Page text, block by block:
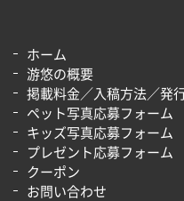
ホーム
游悠の概要
掲載料金／入稿方法／発
ペット写真応募フォーム
キッズ写真応募フォーム
プレゼント応募フォーム
クーポン
お問い合わせ